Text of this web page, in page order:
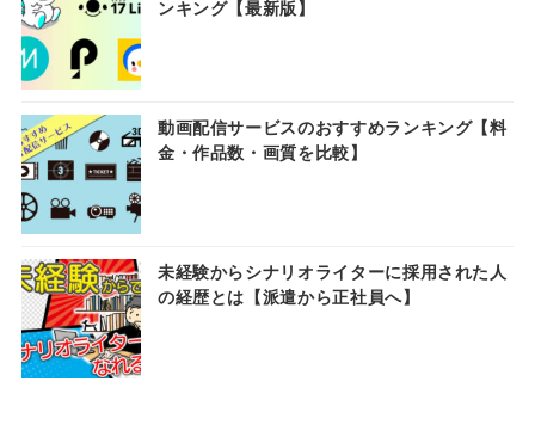
ンキング【最新版】
動画配信サービスのおすすめランキング【料
金・作品数・画質を比較】
未経験からシナリオライターに採用された人
の経歴とは【派遣から正社員へ】